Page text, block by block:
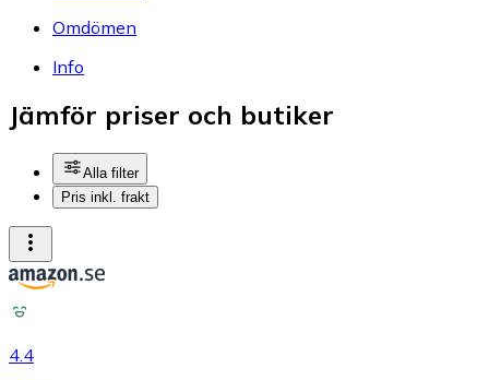
Omdömen
Info
Jämför priser och butiker
Alla filter
Pris inkl. frakt
4.4